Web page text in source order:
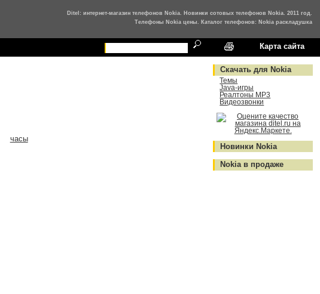
Ditel: интернет-магазин телефонов Nokia. Новинки сотовых телефонов Nokia. 2011 год.
Телефоны Nokia цены. Каталог телефонов: Nokia раскладушка
Карта сайта
часы
Скачать для Nokia
Темы
Java-игры
Реалтоны MP3
Видеозвонки
Новинки Nokia
Nokia в продаже